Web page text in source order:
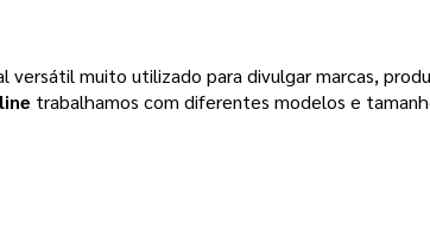
versátil muito utilizado para divulgar marcas,
trabalhamos com diferentes modelos e